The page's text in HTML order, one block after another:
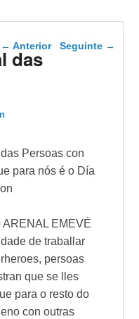
Navegador de artigos
← Anterior Seguinte →
das
Persoas con
para nós é o Día
ARENAL EMEVÉ
de traballar
persoas
que se lles
para o resto do
con outras